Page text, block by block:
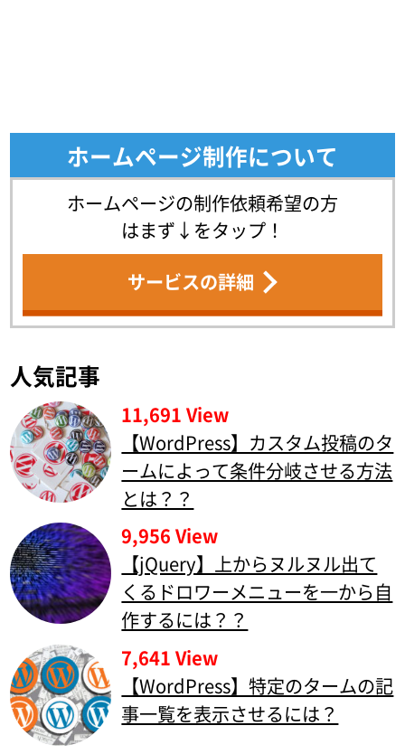
ホームページ制作について
ホームページの制作依頼希望の方
はまず↓をタップ！
サービスの詳細
人気記事
11,691 View
【WordPress】カスタム投稿のタ
ームによって条件分岐させる方法
とは？？
9,956 View
【jQuery】上からヌルヌル出て
くるドロワーメニューを一から自
作するには？？
7,641 View
【WordPress】特定のタームの記
事一覧を表示させるには？